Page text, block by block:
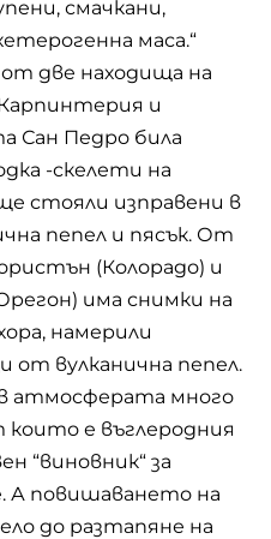
смачкани,
маса.“
две находища на
и
Сан Педро била
-скелети на
стояли изправени в
пепел и пясък. От
(Колорадо) и
има снимки на
намерили
от вулканична пепел.
атмосферата много
които е въглеродния
“виновник“ за
А повишаването на
до разтапяне на